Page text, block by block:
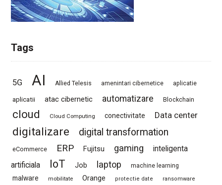
Tags
5G AI Allied Telesis amenintari cibernetice aplicatie
aplicatii atac cibernetic automatizare Blockchain
cloud Cloud Computing conectivitate Data center
digitalizare digital transformation
eCommerce ERP Fujitsu gaming
inteligenta
artificiala
IoT Job laptop machine learning
malware mobilitate Orange protectie date ransomware